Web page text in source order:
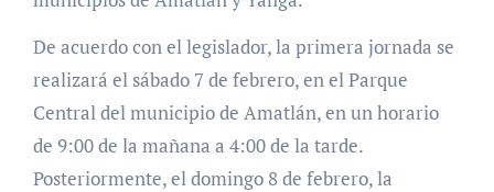
De acuerdo con el legislador, la primera jornada se
realizará el sábado 7 de febrero, en el Parque
Central del municipio de Amatlán, en un horario
de 9:00 de la mañana a 4:00 de la tarde.
Posteriormente, el domingo 8 de febrero, la